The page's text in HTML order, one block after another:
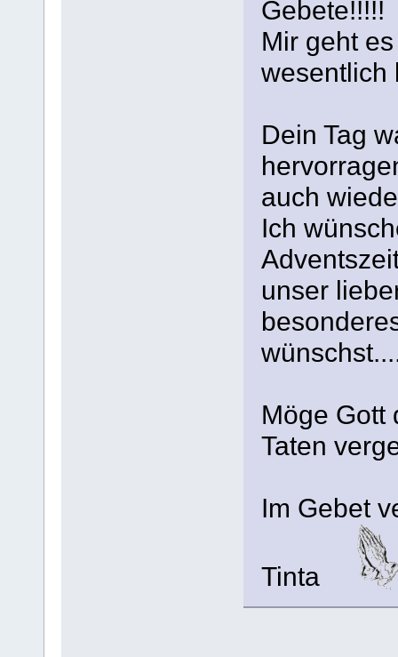
Gebete!!!!!
Mir geht
wesentlich
Dein Tag
auch
Ich
unser
Möge Gott
Taten
Im Gebet
Tinta